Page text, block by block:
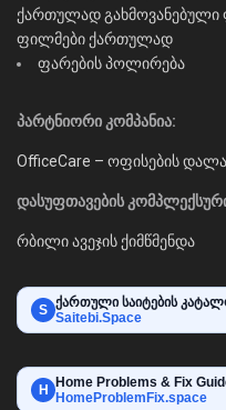
ქართულად გახმოვანებული
ფილმები ქართულად
ფარების პოლირება
პარტნიორი კომპანია:
OfficeCare – ოფისების
დასუფთავების
რბილი ავეჯის ქიმწმენდა
S ქართული საიტების
Saitebi.Space
H Home Problems & Fix
HomeProblemFix.space